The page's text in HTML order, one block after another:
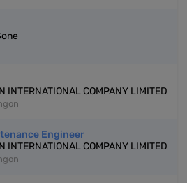
INTERNATIONAL COMPANY LIMITED
Engineer
INTERNATIONAL COMPANY LIMITED